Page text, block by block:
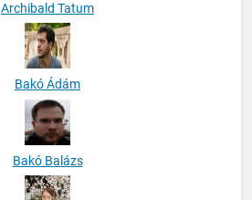
Archibald Tatum
Bakó Ádám
Bakó Balázs